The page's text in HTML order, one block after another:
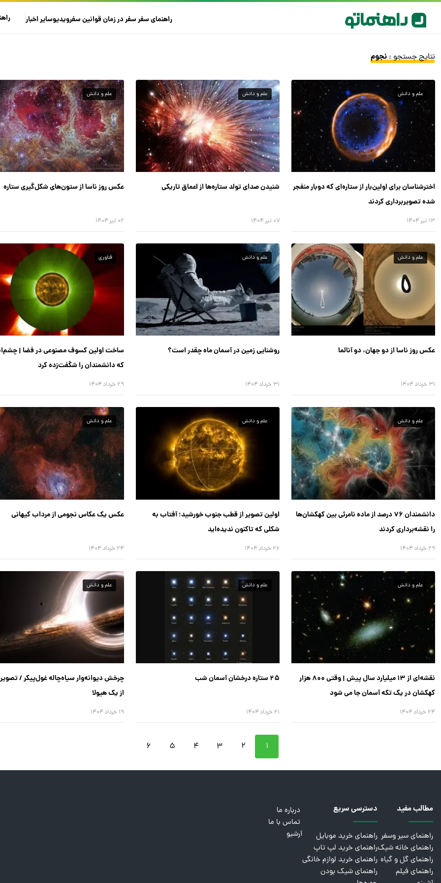
راهنمای سفرسفر در زمانقوانین سفرویدیوسایراخبار
نتایج جستجو :نجوم
علم و دانش
اخترشناسان برای اولین‌بار از ستاره‌ای که دوبار منفجر
شده تصویربرداری کردند
۱۳ تیر ۱۴۰۴
علم و دانش
شنیدن صدای تولد ستاره‌ها از اعماق تاریکی
۰۷ تیر ۱۴۰۴
علم و دانش
عکس روز ناسا از ستون‌های شکل‌گیری ستاره
۰۲ تیر ۱۴۰۴
علم و دانش
عکس روز ناسا از دو جهان، دو آنالما
۳۱ خرداد ۱۴۰۴
علم و دانش
روشنایی زمین در آسمان ماه چقدر است؟
۳۱ خرداد ۱۴۰۴
فناوری
ساخت اولین کسوف مصنوعی در فضا |
که دانشمندان را شگفت‌زده کرد
۲۹ خرداد ۱۴۰۴
علم و دانش
دانشمندان ۷۶ درصد از ماده نامرئی بین کهکشان‌ها
را نقشه‌برداری کردند
۲۹ خرداد ۱۴۰۴
علم و دانش
اولین تصویر از قطب جنوب خورشید؛ آفتاب به
شکلی که تاکنون ندیده‌اید
۲۶ خرداد ۱۴۰۴
علم و دانش
عکس یک عکاس نجومی از مرداب کیهانی
۲۴ خرداد ۱۴۰۴
علم و دانش
نقشه‌ای از ۱۳ میلیارد سال پیش | وقتی ۸۰۰ هزار
کهکشان در یک تکه آسمان جا می شود
۲۴ خرداد ۱۴۰۴
علم و دانش
۲۵ ستاره درخشان آسمان شب
۲۱ خرداد ۱۴۰۴
علم و دانش
چرخش دیوانه‌وار سیاه‌چاله غول‌پیکر /
از یک هیولا
۱۹ خرداد ۱۴۰۴
۱ ۲ ۳ ۴ ۵ ۶
مطالب مفید
راهنمای سیر وسفر
راهنمای خانه شیک
راهنمای گل و گیاه
راهنمای فیلم
دسترسی سریع
راهنمای خرید موبایل
راهنمای خرید لپ تاپ
راهنمای خرید لوازم خانگی
راهنمای شیک بودن
درباره ما
تماس با ما
آرشیو